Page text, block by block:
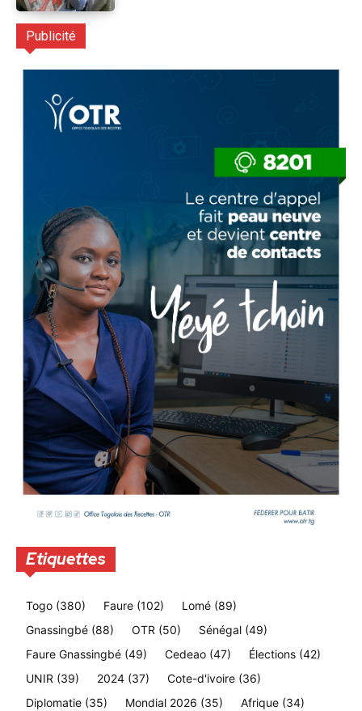
Publicité
Etiquettes
Togo (380) Faure (102) Lomé (89)
Gnassingbé (88) OTR (50) Sénégal (49)
Faure Gnassingbé (49) Cedeao (47) Élections (42)
UNIR (39) 2024 (37) Cote-d'ivoire (36)
Diplomatie (35) Mondial 2026 (35) Afrique (34)